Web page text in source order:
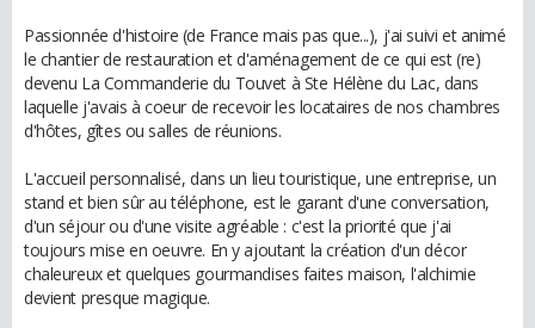
Passionnée d'histoire (de France mais pas que...), j'ai suivi et animé
le chantier de restauration et d'aménagement de ce qui est (re)
devenu La Commanderie du Touvet à Ste Hélène du Lac, dans
laquelle j'avais à coeur de recevoir les locataires de nos chambres
d'hôtes, gîtes ou salles de réunions.
L'accueil personnalisé, dans un lieu touristique, une entreprise, un
stand et bien sûr au téléphone, est le garant d'une conversation,
d'un séjour ou d'une visite agréable : c'est la priorité que j'ai
toujours mise en oeuvre. En y ajoutant la création d'un décor
chaleureux et quelques gourmandises faites maison, l'alchimie
devient presque magique.